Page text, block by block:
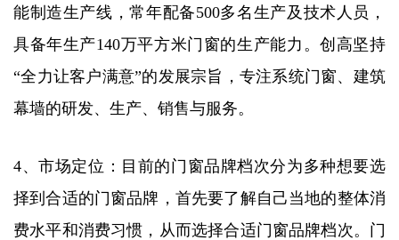
能制造生产线，常年配备500多名生产及技术人员，
具备年生产140万平方米门窗的生产能力。创高坚持
“全力让客户满意”的发展宗旨，专注系统门窗、建筑
幕墙的研发、生产、销售与服务。
4、市场定位：目前的门窗品牌档次分为多种想要选
择到合适的门窗品牌，首先要了解自己当地的整体消
费水平和消费习惯，从而选择合适门窗品牌档次。门